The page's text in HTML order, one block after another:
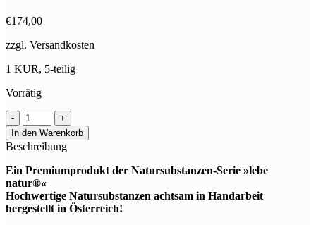
€174,00
zzgl. Versandkosten
1 KUR, 5-teilig
Vorrätig
In den Warenkorb
Beschreibung
Ein Premiumprodukt der Natursubstanzen-Serie »lebe
natur®«
Hochwertige Natursubstanzen achtsam in Handarbeit
hergestellt in Österreich!